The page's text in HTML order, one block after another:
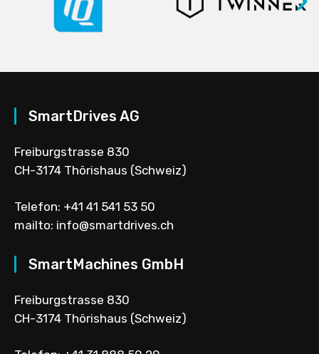
SmartDrives AG
Freiburgstrasse 830
CH-3174 Thörishaus (Schweiz)
Telefon: +41 41 541 53 50
mailto: info smartdrives.ch
SmartMachines GmbH
Freiburgstrasse 830
CH-3174 Thörishaus (Schweiz)